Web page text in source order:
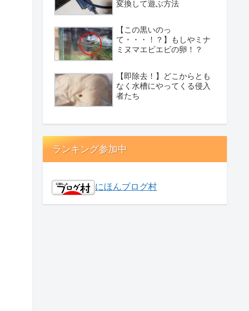
変換して遊ぶ方法
【この黒いのっ
て・・・！？】もしやミナ
ミヌマエビエビの卵！？
【即除去！】どこからとも
なく水槽にやってくる侵入
者たち
ランキング参加中
にほんブログ村